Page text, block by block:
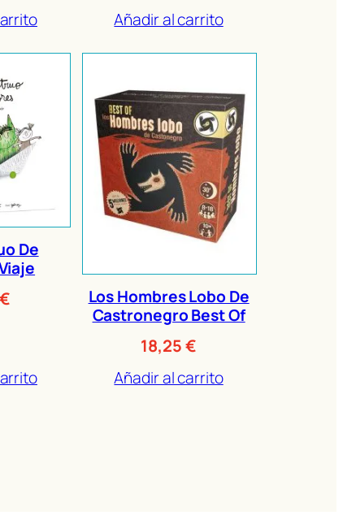
Añadir al carrito
De
€
Los Hombres Lobo De
Castronegro Best Of
18,25€
Añadir al carrito